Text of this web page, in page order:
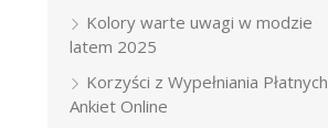
Kolory warte uwagi w modzie
latem 2025
Korzyści z Wypełniania Płatnych
Ankiet Online